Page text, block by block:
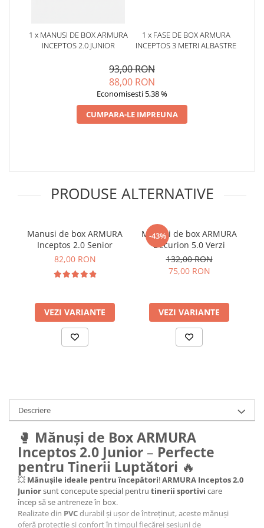
1 x MANUSI DE BOX ARMURA
INCEPTOS 2.0 JUNIOR
1 x FASE DE BOX ARMURA
INCEPTOS 3 METRI ALBASTRE
93,00 RON
88,00 RON
Economisesti 5,38 %
CUMPARA-LE IMPREUNA
PRODUSE ALTERNATIVE
Manusi de box ARMURA
Inceptos 2.0 Senior
82,00 RON
VEZI VARIANTE
-43%
Manusi de box ARMURA
Decurion 5.0 Verzi
132,00 RON
75,00 RON
VEZI VARIANTE
Descriere
🥊 Mănuși de Box ARMURA
Inceptos 2.0 Junior – Perfecte
pentru Tinerii Luptători 🔥
💥 Mănușile ideale pentru începători!ARMURA Inceptos 2.0
Juniorsunt concepute special pentru tinerii sportivi care
încep să se antreneze în box.
Realizate din PVCdurabil și ușor de întreținut, aceste mănuși
oferă protecție și confort în timpul fiecărei sesiuni de